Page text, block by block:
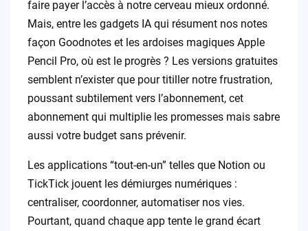
faire payer l’accès à notre cerveau mieux ordonné.
Mais, entre les gadgets IA qui résument nos notes
façon Goodnotes et les ardoises magiques Apple
Pencil Pro, où est le progrès ? Les versions gratuites
semblent n’exister que pour titiller notre frustration,
poussant subtilement vers l’abonnement, cet
abonnement qui multiplie les promesses mais sabre
aussi votre budget sans prévenir.
Les applications “tout-en-un” telles que Notion ou
TickTick jouent les démiurges numériques :
centraliser, coordonner, automatiser nos vies.
Pourtant, quand chaque app tente le grand écart